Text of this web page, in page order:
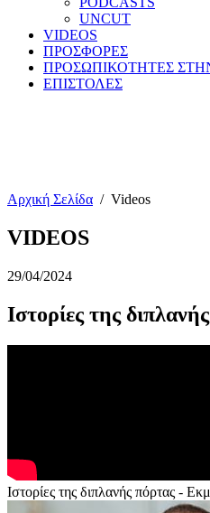
UNCUT
VIDEOS
ΠΡΟΣΦΟΡΕΣ
ΠΡΟΣΩΠΙΚΟΤΗΤΕΣ
ΕΠΙΣΤΟΛΕΣ
Αρχική Σελίδα / Videos
VIDEOS
29/04/2024
Ιστορίες της
Ιστορίες της διπλανής πόρτας -